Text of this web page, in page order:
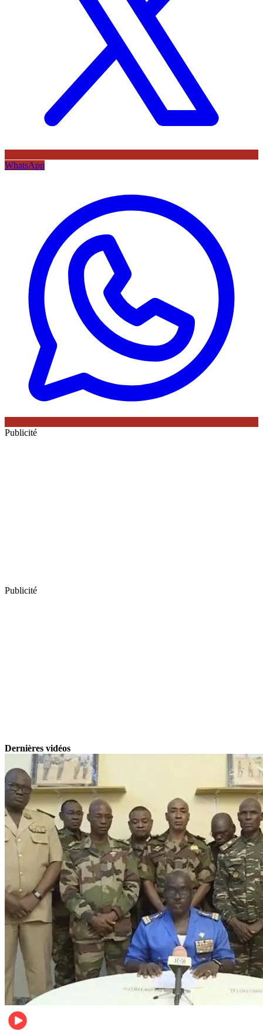
WhatsApp
Publicité
Publicité
Dernières vidéos